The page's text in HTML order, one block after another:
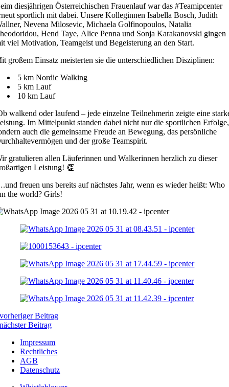
diesjährigen Österreichischen Frauenlauf war das #Teamipcenter
sportlich mit dabei. Unsere Kolleginnen Isabella Bosch, Judith
Nevena Milosevic, Michaela Golfinopoulos, Natalia
Hend Taye, Alice Penna und Sonja Karakanovski gingen
viel Motivation, Teamgeist und Begeisterung an den Start.
großem Einsatz meisterten sie die unterschiedlichen Disziplinen:
5 km Nordic Walking
5 km Lauf
10 km Lauf
walkend oder laufend – jede einzelne Teilnehmerin zeigte eine
Im Mittelpunkt standen dabei nicht nur die sportlichen Erfolge,
auch die gemeinsame Freude an Bewegung, das persönliche
und der große Teamspirit.
gratulieren allen Läuferinnen und Walkerinnen herzlich zu dieser
Leistung! 👏
freuen uns bereits auf nächstes Jahr, wenn es wieder heißt: Who
the world? Girls!
vorheriger Beitrag
nächster Beitrag
Impressum
Rechtliches
AGB
Datenschutz